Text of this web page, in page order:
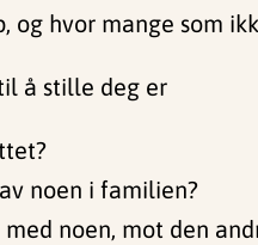
og hvor mange som
å stille deg er
noen i familien?
noen, mot den